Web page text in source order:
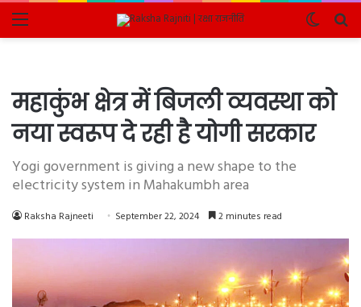
Menu
Switch
skin
महाकुंभ क्षेत्र में बिजली व्यवस्था को
नया स्वरूप दे रही है योगी सरकार
Yogi government is giving a new shape to the
electricity system in Mahakumbh area
Raksha Rajneeti September 22, 2024 2 minutes read